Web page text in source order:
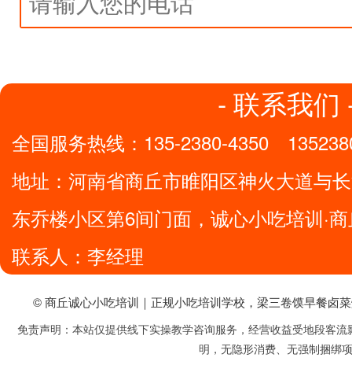
- 联系我们
全国服务热线： 135-2380-4350
地址： 河南省商丘市睢阳区神火大道与
东乔楼小区第6间门面，诚心小吃培训·
联系人：李经理
© 商丘诚心小吃培训｜正规小吃培训学校，梁三卷馍早餐卤
免责声明：本站仅提供线下实操教学咨询服务，经营收益受地段客
明，无隐形消费、无强制捆绑